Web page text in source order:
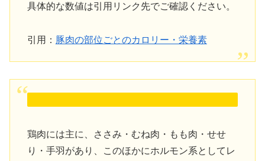
具体的な数値は引用リンク先でご確認ください。
引用： 豚肉の部位ごとのカロリー・栄養素
鶏肉には主に、ささみ・むね肉・もも肉・せせ
り・手羽があり、このほかにホルモン系としてレ